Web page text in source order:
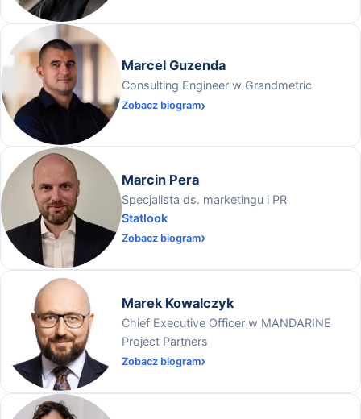
Marcel Guzenda
Consulting Engineer w Grandmetric
Zobacz biogram
Marcin Pera
Specjalista ds. marketingu i PR
Statlook
Zobacz biogram
Marek Kowalczyk
Chief Executive Officer w MANDARINE
Project Partners
Zobacz biogram